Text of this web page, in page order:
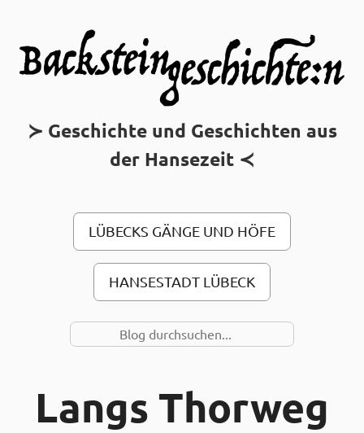
MAIN MENU
Geschichte und Geschichten aus
der Hansezeit
LÜBECKS GÄNGE UND HÖFE
HANSESTADT LÜBECK
SUCHE NACH…
Langs Thor­weg